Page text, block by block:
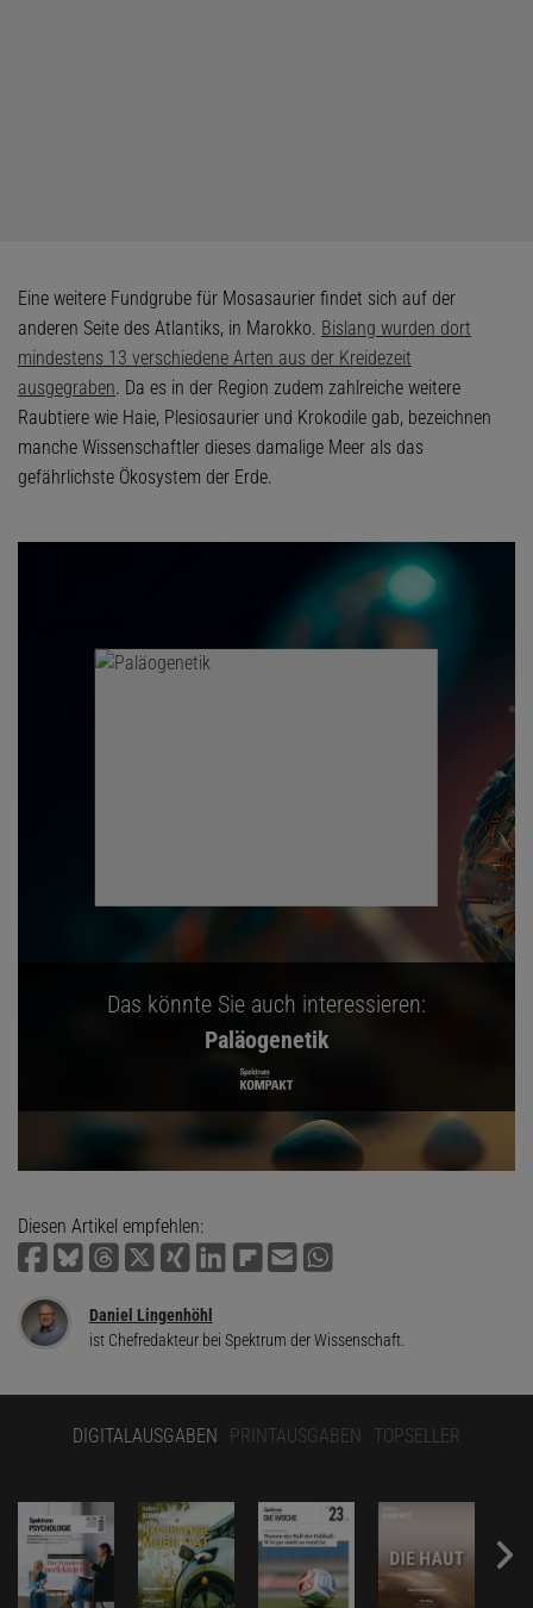
Eine weitere Fundgrube für Mosasaurier findet sich auf der
anderen Seite des Atlantiks, in Marokko. Bislang wurden dort
mindestens 13 verschiedene Arten aus der Kreidezeit
ausgegraben. Da es in der Region zudem zahlreiche weitere
Raubtiere wie Haie, Plesiosaurier und Krokodile gab, bezeichnen
manche Wissenschaftler dieses damalige Meer als das
gefährlichste Ökosystem der Erde.
Das könnte Sie auch interessieren:
Paläogenetik
Diesen Artikel empfehlen:
Daniel Lingenhöhl
ist Chefredakteur bei Spektrum der Wissenschaft.
DIGITALAUSGABEN PRINTAUSGABEN TOPSELLER